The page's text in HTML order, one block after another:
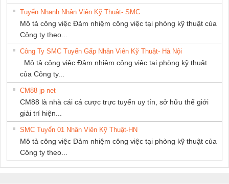
Tuyển Nhanh Nhân Viên Kỹ Thuật- SMC
Mô tả công việc Đảm nhiệm công việc tại phòng kỹ thuật của
Công ty theo...
Công Ty SMC Tuyển Gấp Nhân Viên Kỹ Thuật- Hà Nội
Mô tả công việc Đảm nhiệm công việc tại phòng kỹ thuật
của Công ty...
CM88 jp net
CM88 là nhà cái cá cược trực tuyến uy tín, sở hữu thế giới
giải trí hiện...
SMC Tuyển 01 Nhân Viên Kỹ Thuật-HN
Mô tả công việc Đảm nhiệm công việc tại phòng kỹ thuật của
Công ty theo...